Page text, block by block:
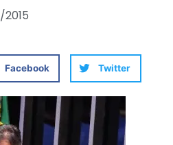
Facebook Twitter